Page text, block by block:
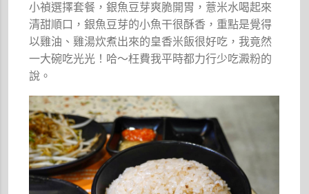
小禎選擇套餐，銀魚豆芽爽脆開胃，薏米水喝起來
清甜順口，銀魚豆芽的小魚干很酥香，重點是覺得
以雞油、雞湯炊煮出來的皇香米飯很好吃，我竟然
一大碗吃光光！哈～枉費我平時都力行少吃澱粉的
說。